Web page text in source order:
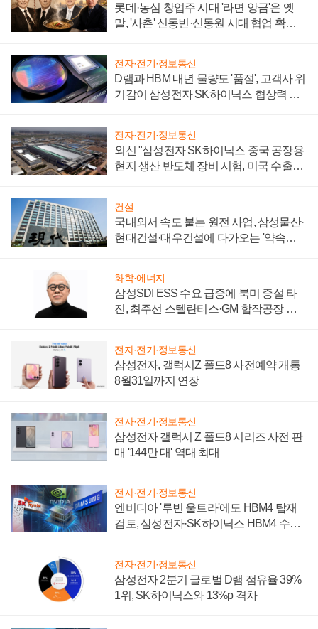
롯데·농심 창업주 시대 '라면 앙금'은 옛
말, '사촌' 신동빈·신동원 시대 협업 확대
전자·전기·정보통신
D램과 HBM 내년 물량도 '품절', 고객사 위
기감이 삼성전자 SK하이닉스 협상력 더
전자·전기·정보통신
외신 "삼성전자 SK하이닉스 중국 공장용
현지 생산 반도체 장비 시험, 미국 수출통
건설
국내외서 속도 붙는 원전 사업, 삼성물산·
현대건설·대우건설에 다가오는 '약속의
화학·에너지
삼성SDI ESS 수요 급증에 북미 증설 타
진, 최주선 스텔란티스·GM 합작공장 건
전자·전기·정보통신
삼성전자, 갤럭시Z 폴드8 사전예약 개통
8월31일까지 연장
전자·전기·정보통신
삼성전자 갤럭시 Z 폴드8 시리즈 사전 판
매 '144만 대' 역대 최대
전자·전기·정보통신
엔비디아 '루빈 울트라'에도 HBM4 탑재
검토, 삼성전자·SK하이닉스 HBM4 수율
전자·전기·정보통신
삼성전자 2분기 글로벌 D램 점유율 39%
1위, SK하이닉스와 13%p 격차